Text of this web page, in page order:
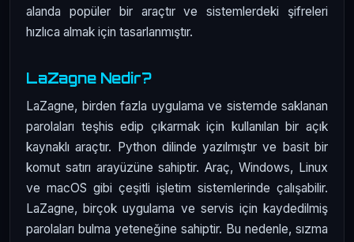
alanda popüler bir araçtır ve sistemlerdeki şifreleri
hızlıca almak için tasarlanmıştır.
LaZagne Nedir?
LaZagne, birden fazla uygulama ve sistemde saklanan
parolaları teşhis edip çıkarmak için kullanılan bir açık
kaynaklı araçtır. Python dilinde yazılmıştır ve basit bir
komut satırı arayüzüne sahiptir. Araç, Windows, Linux
ve macOS gibi çeşitli işletim sistemlerinde çalışabilir.
LaZagne, birçok uygulama ve servis için kaydedilmiş
parolaları bulma yeteneğine sahiptir. Bu nedenle, sızma